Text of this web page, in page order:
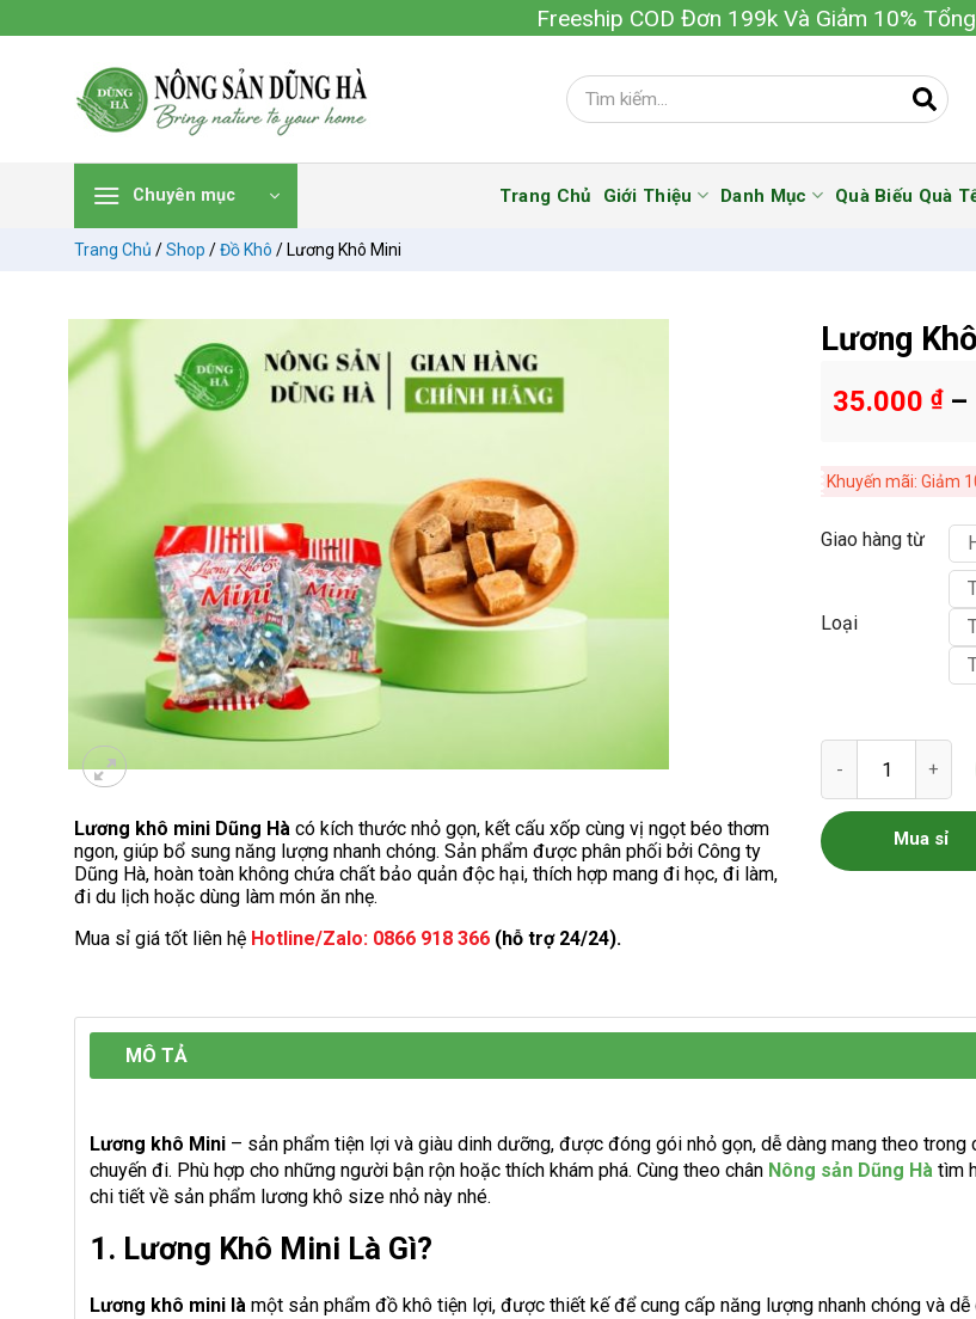
đến
Freeship COD Đơn 199k Và Giảm 10%
Chuyên mục Trang Chủ Giới Thiệu Danh Mục Quà Biếu Quà
Trang Chủ /Shop /Đồ Khô / Lương Khô Mini
Lương khô mini Dũng Hà có kích thước nhỏ gọn, kết cấu xốp cùng vị ngọt béo thơm
ngon, giúp bổ sung năng lượng nhanh chóng. Sản phẩm được phân phối bởi Công ty
Dũng Hà, hoàn toàn không chứa chất bảo quản độc hại, thích hợp mang đi học, đi làm,
đi du lịch hoặc dùng làm món ăn nhẹ.
Mua sỉ giá tốt liên hệ Hotline/Zalo: 0866 918 366 (hỗ trợ 24/24).
Lương
35.000 ₫–
Khuyến mãi: Giảm
Giao hàng từ
Loại
Lương Khô Mini số
Mua sỉ
MÔ TẢ
Lương khô Mini – sản phẩm tiện lợi và giàu dinh dưỡng, được đóng gói nhỏ gọn, dễ dàng mang theo trong
chuyến đi. Phù hợp cho những người bận rộn hoặc thích khám phá. Cùng theo chân Nông sản Dũng Hà tìm
chi tiết về sản phẩm lương khô size nhỏ này nhé.
1. Lương Khô Mini Là Gì?
Lương khô mini là một sản phẩm đồ khô tiện lợi, được thiết kế để cung cấp năng lượng nhanh chóng và dễ